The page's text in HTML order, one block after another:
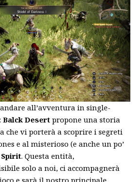
all’avventura in single-
Balck Desert propone una storia
che vi porterà a scoprire i segreti
e al misterioso (e anche un po’
Spirit. Questa entità,
solo a noi, ci accompagnerà
e sarà il nostro principale